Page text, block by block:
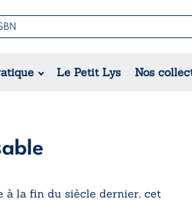
Le Petit Lys Nos
Jeunesse
Théâtre
à la fin du siècle dernier, cet